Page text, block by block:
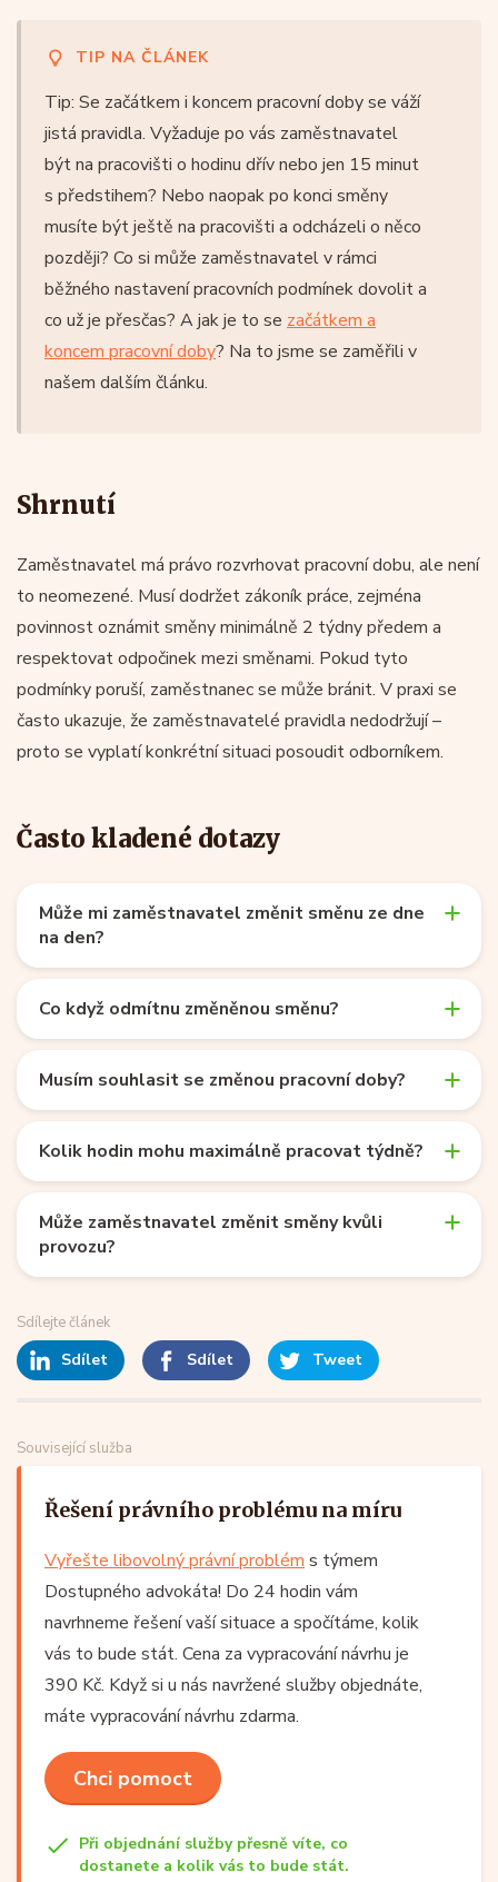
TIP NA ČLÁNEK
Tip: Se začátkem i koncem pracovní doby se váží
jistá pravidla. Vyžaduje po vás zaměstnavatel
být na pracovišti o hodinu dřív nebo jen 15 minut
s předstihem? Nebo naopak po konci směny
musíte být ještě na pracovišti a odcházeli o něco
později? Co si může zaměstnavatel v rámci
běžného nastavení pracovních podmínek dovolit a
co už je přesčas? A jak je to se začátkem a
koncem pracovní doby? Na to jsme se zaměřili v
našem dalším článku.
Shrnutí
Zaměstnavatel má právo rozvrhovat pracovní dobu, ale není
to neomezené. Musí dodržet zákoník práce, zejména
povinnost oznámit směny minimálně 2 týdny předem a
respektovat odpočinek mezi směnami. Pokud tyto
podmínky poruší, zaměstnanec se může bránit. V praxi se
často ukazuje, že zaměstnavatelé pravidla nedodržují –
proto se vyplatí konkrétní situaci posoudit odborníkem.
Často kladené dotazy
Může mi zaměstnavatel změnit směnu ze dne
na den?
Co když odmítnu změněnou směnu?
Musím souhlasit se změnou pracovní doby?
Kolik hodin mohu maximálně pracovat týdně?
Může zaměstnavatel změnit směny kvůli
provozu?
Sdílejte článek
Sdílet Sdílet Tweet
Související služba
Řešení právního problému na míru
Vyřešte libovolný právní problém s týmem
Dostupného advokáta! Do 24 hodin vám
navrhneme řešení vaší situace a spočítáme, kolik
vás to bude stát. Cena za vypracování návrhu je
390 Kč. Když si u nás navržené služby objednáte,
máte vypracování návrhu zdarma.
Chci pomoct
Při objednání služby přesně víte, co
dostanete a kolik vás to bude stát.